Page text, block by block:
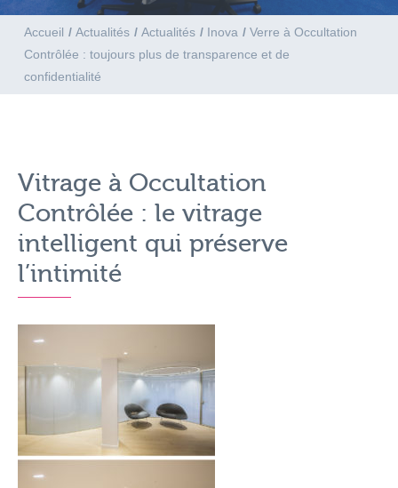
Accueil / Actualités / Actualités / Inova / Verre à Occultation
Contrôlée : toujours plus de transparence et de
confidentialité
Vitrage à Occultation
Contrôlée : le vitrage
intelligent qui préserve
l’intimité